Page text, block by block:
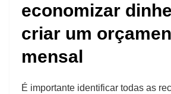
economizar
criar um
mensal
É importante identificar todas as